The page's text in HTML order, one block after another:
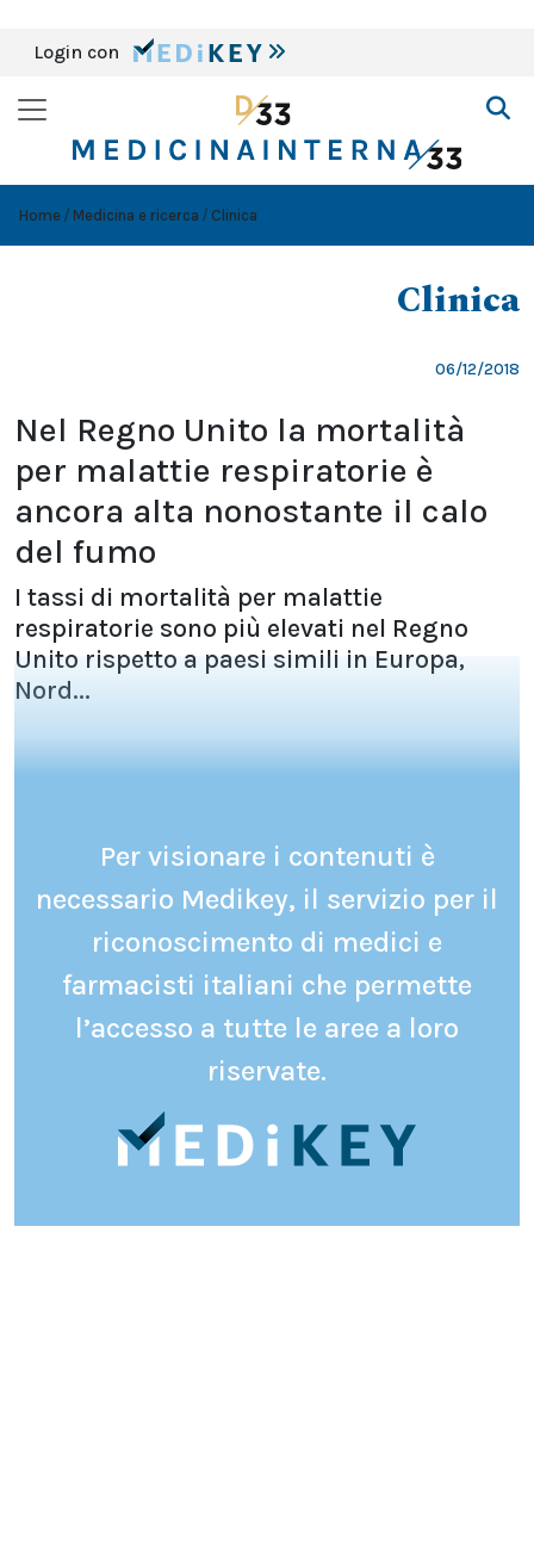
Login con
Home Medicina e ricerca Clinica
Clinica
06/12/2018
Nel Regno Unito la mortalità
per malattie respiratorie è
ancora alta nonostante il calo
del fumo
I tassi di mortalità per malattie
respiratorie sono più elevati nel Regno
Unito rispetto a paesi simili in Europa,
Nord...
Per visionare i contenuti è
necessario Medikey, il servizio per il
riconoscimento di medici e
farmacisti italiani che permette
l’accesso a tutte le aree a loro
riservate.